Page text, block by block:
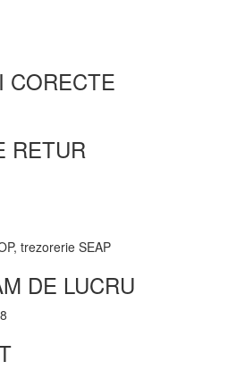
CORECTE
RETUR
trezorerie SEAP
DE LUCRU